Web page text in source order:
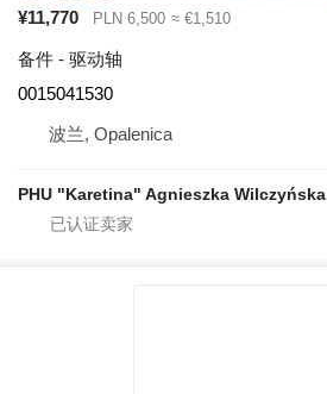
¥11,770 PLN 6,500 ≈ €1,510
备件 - 驱动轴
0015041530
波兰, Opalenica
PHU "Karetina" Agnieszka Wilczyńska